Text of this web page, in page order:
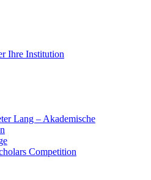
Ihre Institution
Lang – Akademische
Competition